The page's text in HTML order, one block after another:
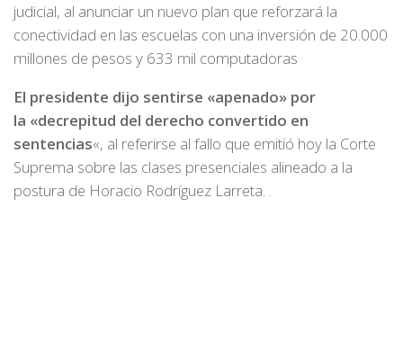
judicial, al anunciar un nuevo plan que reforzará la
conectividad en las escuelas con una inversión de 20.000
millones de pesos y 633 mil computadoras
El presidente dijo sentirse «apenado» por
la «decrepitud del derecho convertido en
sentencias«, al referirse al fallo que emitió hoy la Corte
Suprema sobre las clases presenciales alineado a la
postura de Horacio Rodríguez Larreta. .